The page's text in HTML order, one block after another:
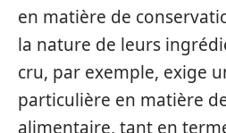
en matière de
la nature de leurs
cru, par exemple, exige
particulière en matière
alimentaire, tant en